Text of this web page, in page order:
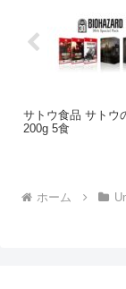
サトウ食品 サトウ
200g 5食
ホーム